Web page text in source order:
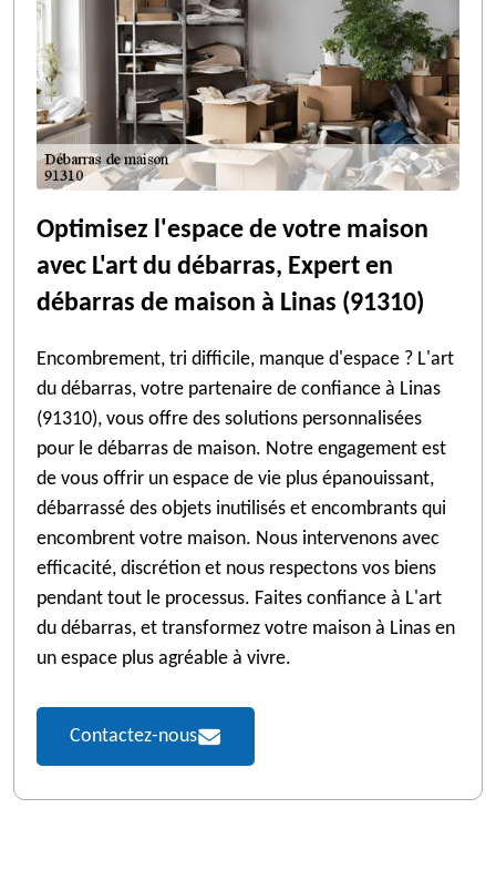
Optimisez l'espace de votre maison
avec L'art du débarras, Expert en
débarras de maison à Linas (91310)
Encombrement, tri difficile, manque d'espace ? L'art
du débarras, votre partenaire de confiance à Linas
(91310), vous offre des solutions personnalisées
pour le débarras de maison. Notre engagement est
de vous offrir un espace de vie plus épanouissant,
débarrassé des objets inutilisés et encombrants qui
encombrent votre maison. Nous intervenons avec
efficacité, discrétion et nous respectons vos biens
pendant tout le processus. Faites confiance à L'art
du débarras, et transformez votre maison à Linas en
un espace plus agréable à vivre.
Contactez-nous